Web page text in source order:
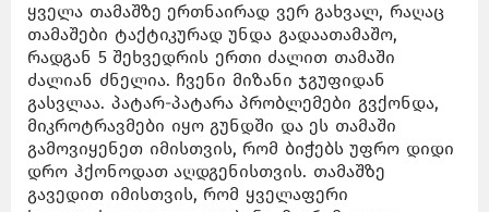
ყველა თამაშზე ერთნაირად ვერ გახვალ, რაღაც
თამაშები ტაქტიკურად უნდა გადაათამაშო,
რადგან 5 შეხვედრის ერთი ძალით თამაში
ძალიან ძნელია. ჩვენი მიზანი ჯგუფიდან
გასვლაა. პატარ-პატარა პრობლემები გვქონდა,
მიკროტრავმები იყო გუნდში და ეს თამაში
გამოვიყენეთ იმისთვის, რომ ბიჭებს უფრო დიდი
დრო ჰქონოდათ აღდგენისთვის. თამაშზე
გავედით იმისთვის, რომ ყველაფერი